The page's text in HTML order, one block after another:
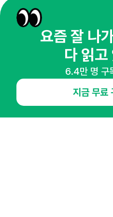
뉴스레터 구독하기
NHN AD
오픈애즈란
요즘 잘 나
다 읽고
6.4만 명 구
지금 무료